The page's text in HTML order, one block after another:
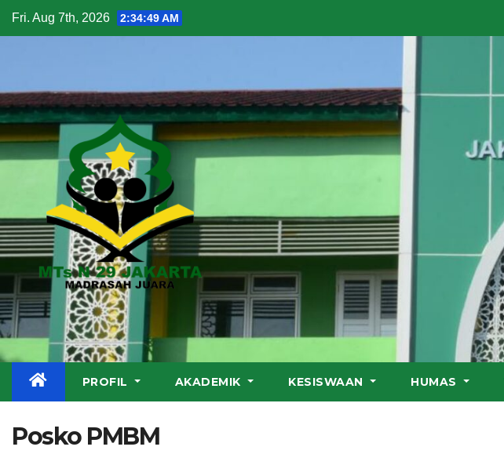
Fri. Aug 7th, 2026 2:34:50 AM
PROFIL AKADEMIK KESISWAAN HUMAS
Posko PMBM